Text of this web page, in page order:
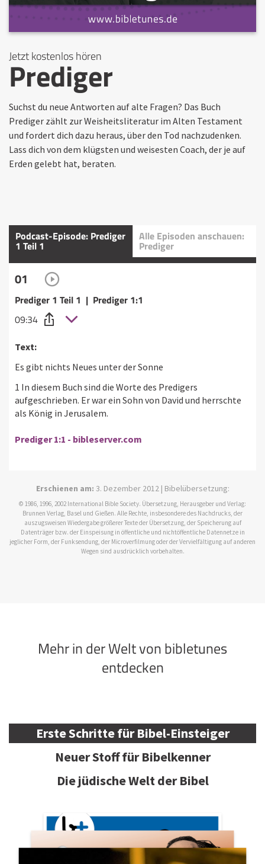
Jetzt kostenlos hören
Prediger
Suchst du neue Antworten auf alte Fragen? Das Buch
Prediger zählt zur Weisheitsliteratur im Alten Testament
und fordert dich dazu heraus, über den Tod nachzudenken.
Lass dich von dem klügsten und weisesten Coach, der je auf
Erden gelebt hat, beraten.
Podcast-Episode: Prediger
1 Teil 1
Alle Episoden anschauen:
Prediger
01
Prediger 1 Teil 1 | Prediger 1:1
09:34
Text:
Es gibt nichts Neues unter der Sonne
1 In diesem Buch sind die Worte des Predigers
aufgeschrieben. Er war ein Sohn von David und herrschte
als König in Jerusalem.
Prediger 1:1 - bibleserver.com
Erschienen am: 3. Dezember 2012 | Bibelübersetzung:
© 1986, 1996, 2002 International Bible Society. Übersetzung, Herausgeber und Verlag:
Brunnen Verlag, Basel und Gießen. Alle Rechte, insbesondere des Nachdrucks, der
auszugsweisen Wiedergabe größerer Texte der Übersetzung, der Speicherung auf
Datenträger bzw. der Einspeisung in öffentliche und nichtöffentliche Datennetze in
jeglicher Form, der Funksendung, der Microverfilmung oder der Vervielfältigung auf anderen
Wegen sind ausdrücklich vorbehalten.
Mehr in der Welt von bibletunes
entdecken
Erste Schritte für Bibel-Einsteiger
Neuer Stoff für Bibelkenner
Die jüdische Welt der Bibel